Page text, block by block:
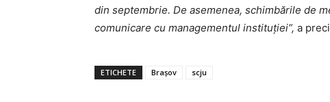
din septembrie. De asemenea, schimbările de
comunicare cu managementul instituţiei”, a
ETICHETE Brașov scju